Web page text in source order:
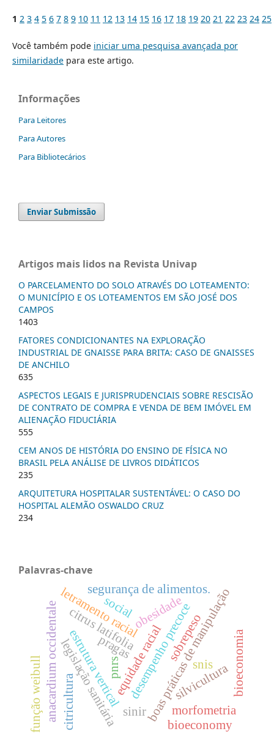
1 2 3 4 5 6 7 8 9 10 11 12 13 14 15 16 17 18 19 20 21 22 23 24 25
Você também pode iniciar uma pesquisa avançada por
similaridadepara este artigo.
Informações
Para Leitores
Para Autores
Para Bibliotecários
Enviar Submissão
Artigos mais lidos na Revista Univap
O PARCELAMENTO DO SOLO ATRAVÉS DO LOTEAMENTO:
O MUNICÍPIO E OS LOTEAMENTOS EM SÃO JOSÉ DOS
CAMPOS
1403
FATORES CONDICIONANTES NA EXPLORAÇÃO
INDUSTRIAL DE GNAISSE PARA BRITA: CASO DE GNAISSES
DE ANCHILO
635
ASPECTOS LEGAIS E JURISPRUDENCIAIS SOBRE RESCISÃO
DE CONTRATO DE COMPRA E VENDA DE BEM IMÓVEL EM
ALIENAÇÃO FIDUCIÁRIA
555
CEM ANOS DE HISTÓRIA DO ENSINO DE FÍSICA NO
BRASIL PELA ANÁLISE DE LIVROS DIDÁTICOS
235
ARQUITETURA HOSPITALAR SUSTENTÁVEL: O CASO DO
HOSPITAL ALEMÃO OSWALDO CRUZ
234
Palavras-chave
equidade racial
letramento racialboas práticas de manipulação
segurança de alimentos.
legislação sanitária
citrus latifolia
citricultura
desempenho precoce
anacardium occidentale pragas
morfometria
estrutura vertical
função weibull silvicultura
sobrepeso
obesidade
bioeconomy
bioeconomia
pnrs snis
sinir
social